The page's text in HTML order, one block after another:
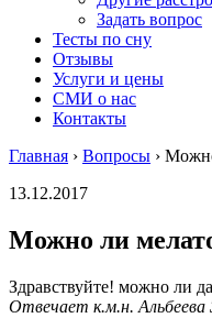
Задать вопрос
Тесты по сну
Отзывы
Услуги и цены
СМИ о нас
Контакты
Главная › Вопросы ›
13.12.2017
Можно ли
Здравствуйте! можно ли
Отвечает к.м.н. Альбеева